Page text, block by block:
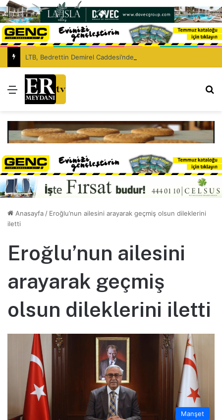
Menü
Anasayfa / Eroğlu’nun ailesini arayarak geçmiş olsun dileklerini
iletti
Eroğlu’nun ailesini
arayarak geçmiş
olsun dileklerini iletti
Manşet